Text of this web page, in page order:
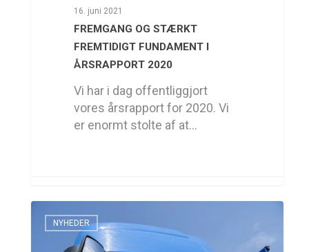
16. juni 2021
FREMGANG OG STÆRKT
FREMTIDIGT FUNDAMENT I
ÅRSRAPPORT 2020
Vi har i dag offentliggjort
vores årsrapport for 2020. Vi
er enormt stolte af at…
NYHEDER